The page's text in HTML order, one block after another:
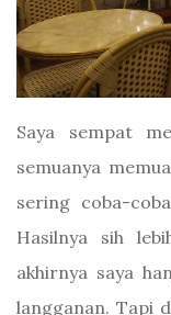
Saya sempat
semuanya
sering coba-
Hasilnya sih
akhirnya saya
langganan. Tapi